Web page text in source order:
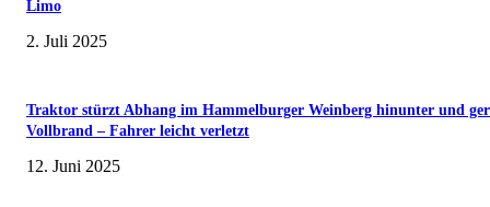
Limo
2. Juli 2025
Traktor stürzt Abhang im Hammelburger Weinberg hinunter und
Vollbrand – Fahrer leicht verletzt
12. Juni 2025